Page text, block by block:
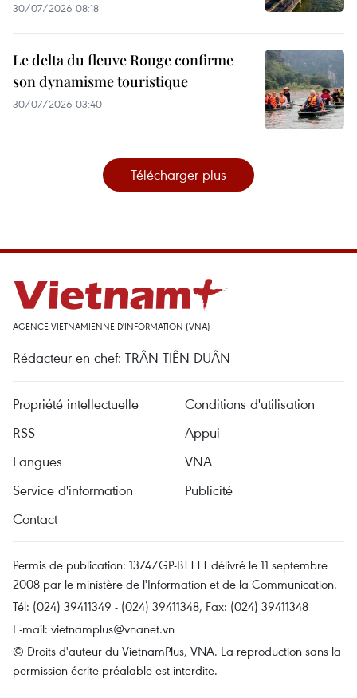
30/07/2026 08:18
Le delta du fleuve Rouge confirme
son dynamisme touristique
30/07/2026 03:40
Télécharger plus
AGENCE VIETNAMIENNE D'INFORMATION (VNA)
Rédacteur en chef: TRÂN TIÊN DUÂN
Propriété intellectuelle
Conditions d'utilisation
RSS
Appui
Langues
VNA
Service d'information
Publicité
Contact
Permis de publication: 1374/GP-BTTTT délivré le 11 septembre
2008 par le ministère de l'Information et de la Communication.
Tél: (024) 39411349 - (024) 39411348, Fax: (024) 39411348
E-mail: vietnamplus@vnanet.vn
© Droits d'auteur du VietnamPlus, VNA. La reproduction sans la
permission écrite préalable est interdite.